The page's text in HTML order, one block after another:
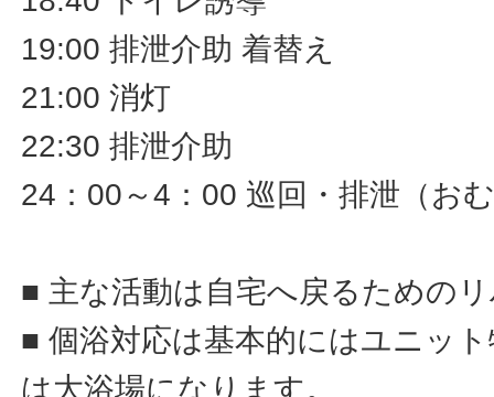
19:00 排泄介助 着替え
21:00 消灯
22:30 排泄介助
24：00～4：00 巡回・排泄（お
■ 主な活動は自宅へ戻るための
■ 個浴対応は基本的にはユニッ
は大浴場になります。